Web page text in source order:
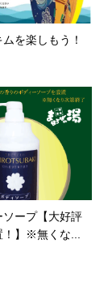
を楽しもう！
ソープ【大好評
！】※無くな...